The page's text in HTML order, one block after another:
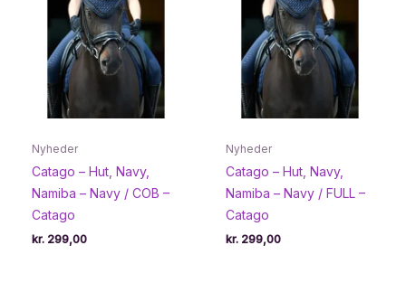
Nyheder
Catago – Hut, Navy,
Namiba – Navy / COB –
Catago
kr. 299,00
Nyheder
Catago – Hut, Navy,
Namiba – Navy / FULL –
Catago
kr. 299,00